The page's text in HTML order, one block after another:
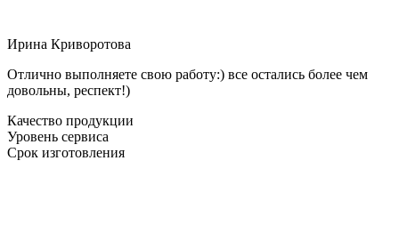
Ирина Криворотова
Отлично выполняете свою работу:) все остались более чем
довольны, респект!)
Качество продукции
Уровень сервиса
Срок изготовления